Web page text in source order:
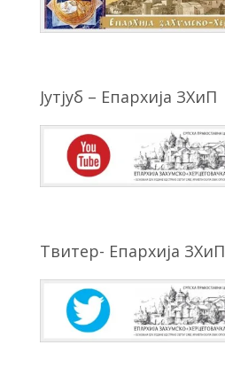
Јутјуб – Епархија ЗХиП
Твитер- Епархија ЗХиП